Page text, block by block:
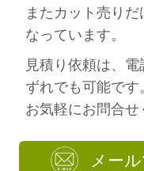
またカット売り
なっています。
見積り依頼は、
ずれでも可能です
お気軽にお問合せ
メー